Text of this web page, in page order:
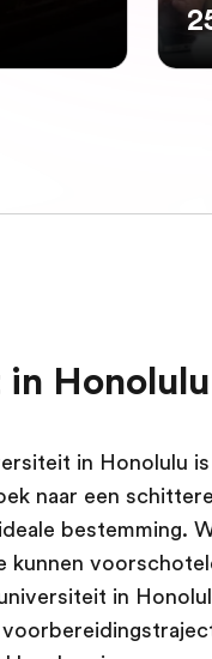
Honolulu
in Honolulu
naar een
bestemming.
kunnen
in